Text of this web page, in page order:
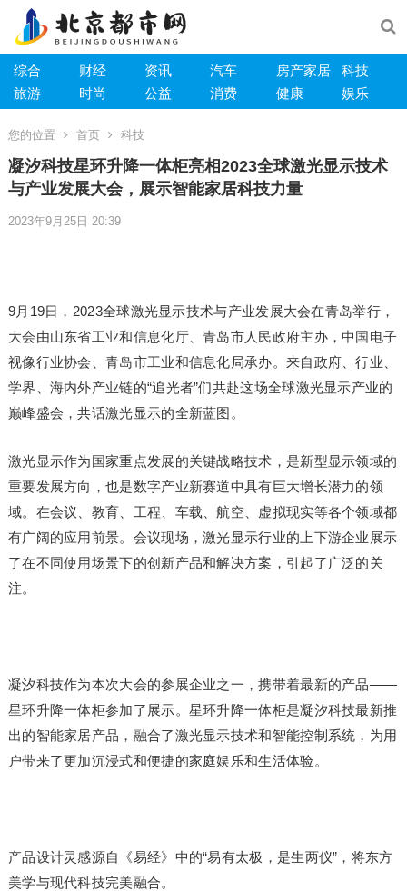
综合 财经 资讯 汽车 房产家居
科技
旅游
时尚 公益 消费 健康 娱乐
您的位置 首页 科技
凝汐科技星环升降一体柜亮相2023全球激光显示技术
与产业发展大会，展示智能家居科技力量
2023年9月25日 20:39
9月19日，2023全球激光显示技术与产业发展大会在青岛举行，
大会由山东省工业和信息化厅、青岛市人民政府主办，中国电子
视像行业协会、青岛市工业和信息化局承办。来自政府、行业、
学界、海内外产业链的“追光者”们共赴这场全球激光显示产业的
巅峰盛会，共话激光显示的全新蓝图。
激光显示作为国家重点发展的关键战略技术，是新型显示领域的
重要发展方向，也是数字产业新赛道中具有巨大增长潜力的领
域。在会议、教育、工程、车载、航空、虚拟现实等各个领域都
有广阔的应用前景。会议现场，激光显示行业的上下游企业展示
了在不同使用场景下的创新产品和解决方案，引起了广泛的关
注。
凝汐科技作为本次大会的参展企业之一，携带着最新的产品——
星环升降一体柜参加了展示。星环升降一体柜是凝汐科技最新推
出的智能家居产品，融合了激光显示技术和智能控制系统，为用
户带来了更加沉浸式和便捷的家庭娱乐和生活体验。
产品设计灵感源自《易经》中的“易有太极，是生两仪”，将东方
美学与现代科技完美融合。